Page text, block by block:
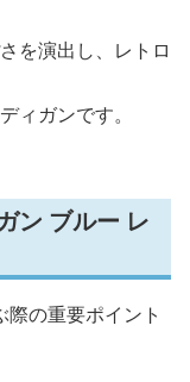
を演出し、レトロ
ィガンです。
ン ブルー レ
の重要ポイント